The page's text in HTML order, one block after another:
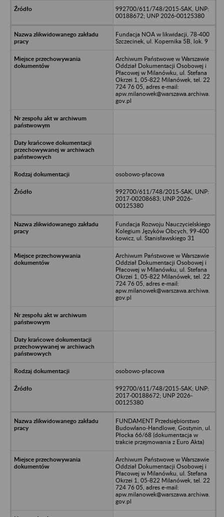
992700/611/748/2015-SAK, UNP:
00188672; UNP 2026-00125380
Fundacja NOA w likwidacji, 78-400
Szczecinek, ul. Kopernika 5B, lok. 9
Archiwum Państwowe w Warszawie
Oddział Dokumentacji Osobowej i
Płacowej w Milanówku, ul. Stefana
Okrzei 1, 05-822 Milanówek, tel. 22
724 76 05, adres e-mail:
apw.milanowek@warszawa.archiwa.
gov.pl
osobowo-płacowa
992700/611/748/2015-SAK, UNP:
2017-00208683; UNP 2026-
00125380
Fundacja Rozwoju Nauczycielskiego
Kolegium Języków Obcych, 99-400
Łowicz, ul. Stanisławskiego 31
Archiwum Państwowe w Warszawie
Oddział Dokumentacji Osobowej i
Płacowej w Milanówku, ul. Stefana
Okrzei 1, 05-822 Milanówek, tel. 22
724 76 05, adres e-mail:
apw.milanowek@warszawa.archiwa.
gov.pl
osobowo-płacowa
992700/611/748/2015-SAK; UNP:
2017-00188672; UNP 2026-
00125380
FUNDAMENT Przedsiębiorstwo
Budowlano-Handlowe, Gostynin, ul.
Płocka 66/68 (dokumentacja w
trakcie przejmowania z Euro Akta)
Archiwum Państwowe w Warszawie
Oddział Dokumentacji Osobowej i
Płacowej w Milanówku, ul. Stefana
Okrzei 1, 05-822 Milanówek, tel. 22
724 76 05, adres e-mail:
apw.milanowek@warszawa.archiwa.
gov.pl